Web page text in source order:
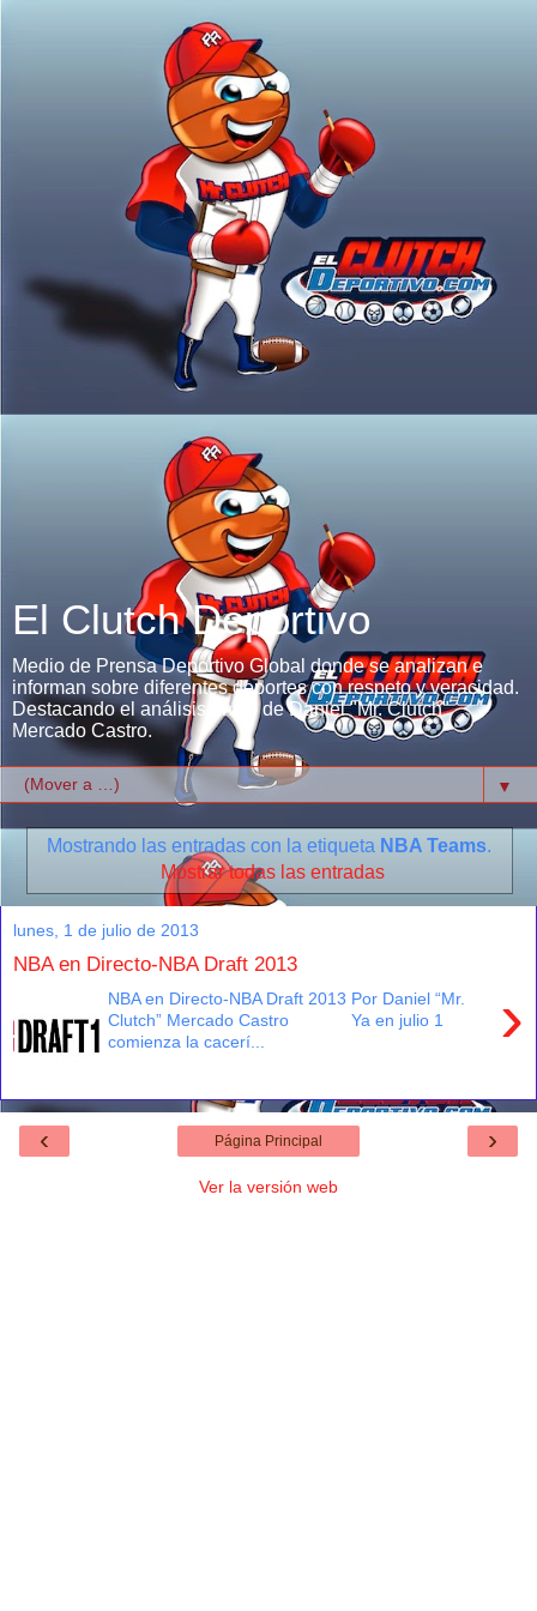
El Clutch Deportivo
Medio de Prensa Deportivo Global donde se analizan e
informan sobre diferentes deportes con respeto y veracidad.
Destacando el análisis único de Daniel "Mr. Clutch"
Mercado Castro.
▼
Mostrando las entradas con la etiqueta NBA Teams.
Mostrar todas las entradas
lunes, 1 de julio de 2013
NBA en Directo-NBA Draft 2013
›
NBA en Directo-NBA Draft 2013 Por Daniel “Mr.
Clutch” Mercado Castro Ya en julio 1
comienza la cacerí...
‹ ›
Página Principal
Ver la versión web